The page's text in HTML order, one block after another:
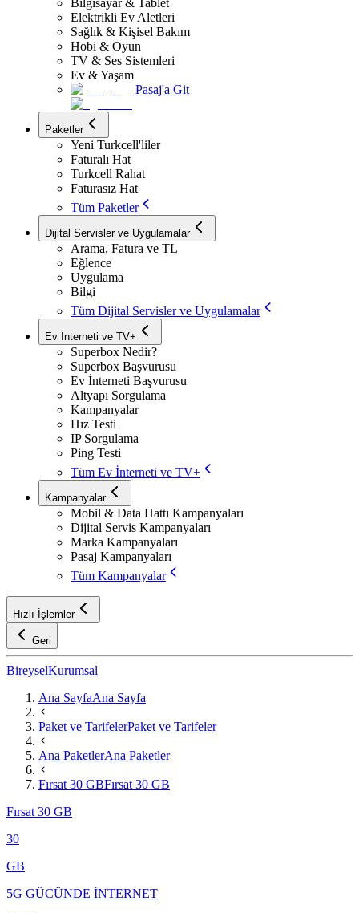
Bilgisayar & Tablet
Elektrikli Ev Aletleri
Sağlık & Kişisel Bakım
Hobi & Oyun
TV & Ses Sistemleri
Ev & Yaşam
Pasaj'a Git
Paketler
Yeni Turkcell'liler
Faturalı Hat
Turkcell Rahat
Faturasız Hat
Tüm Paketler
Dijital Servisler ve Uygulamalar
Arama, Fatura ve TL
Eğlence
Uygulama
Bilgi
Tüm Dijital Servisler ve Uygulamalar
Ev İnterneti ve TV+
Superbox Nedir?
Superbox Başvurusu
Ev İnterneti Başvurusu
Altyapı Sorgulama
Kampanyalar
Hız Testi
IP Sorgulama
Ping Testi
Tüm Ev İnterneti ve TV+
Kampanyalar
Mobil & Data Hattı Kampanyaları
Dijital Servis Kampanyaları
Marka Kampanyaları
Pasaj Kampanyaları
Tüm Kampanyalar
Hızlı İşlemler
Geri
BireyselKurumsal
Ana SayfaAna Sayfa
Paket ve TarifelerPaket ve Tarifeler
Ana PaketlerAna Paketler
Fırsat 30 GBFırsat 30 GB
Fırsat 30 GB
30
GB
5G GÜCÜNDE İNTERNET